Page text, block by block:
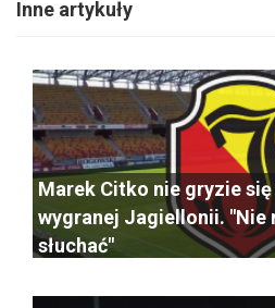
Inne artykuły
Marek Citko nie gryzie
wygranej Jagiellonii. "Nie
słuchać"